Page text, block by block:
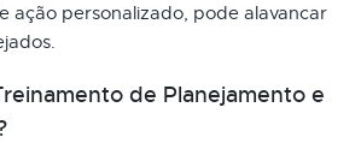
ação personalizado, pode alavancar
de Planejamento e